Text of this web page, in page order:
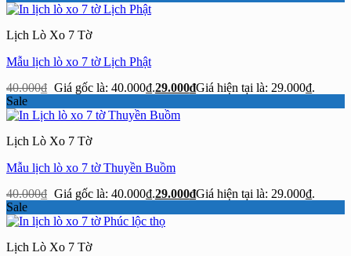
Lịch Lò Xo 7 Tờ
Mẫu lịch lò xo 7 tờ Lịch Phật
40.000₫ Giá gốc là: 40.000₫.29.000₫Giá hiện tại là: 29.000₫.
Sale
Lịch Lò Xo 7 Tờ
Mẫu lịch lò xo 7 tờ Thuyền Buồm
40.000₫ Giá gốc là: 40.000₫.29.000₫Giá hiện tại là: 29.000₫.
Sale
Lịch Lò Xo 7 Tờ